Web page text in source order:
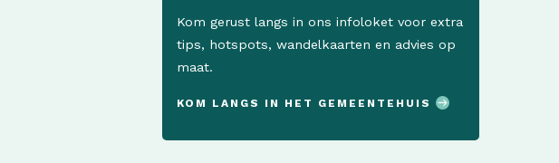
Kom gerust langs in ons infoloket voor extra
tips, hotspots, wandelkaarten en advies op
maat.
KOM LANGS IN HET GEMEENTEHUIS